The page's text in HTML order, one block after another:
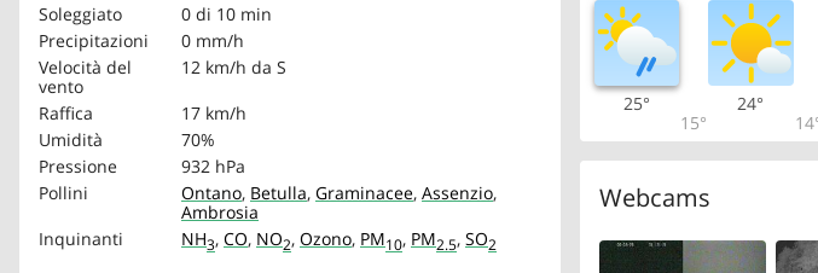
Soleggiato
0 di 10 min
Precipitazioni
0 mm/h
Velocità del
vento
12 km/h da S
Raffica
17 km/h
Umidità
70%
Pressione
932 hPa
Pollini
Ontano, Betulla, Graminacee, Assenzio,
Ambrosia
Inquinanti
NH3, CO, NO2, Ozono, PM10, PM2.5, SO2
25°
15°
24°
Webcams